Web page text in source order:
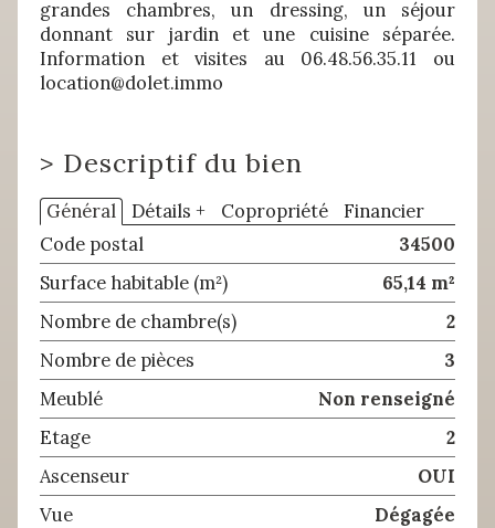
grandes chambres, un dressing, un séjour
donnant sur jardin et une cuisine séparée.
Information et visites au 06.48.56.35.11 ou
location@dolet.immo
> Descriptif du bien
Général Détails + Copropriété
Financier
Code postal
34500
Surface habitable (m²)
65,14 m²
Nombre de chambre(s)
2
Nombre de pièces
3
Meublé
Non renseigné
Etage
2
Ascenseur
OUI
Vue
Dégagée